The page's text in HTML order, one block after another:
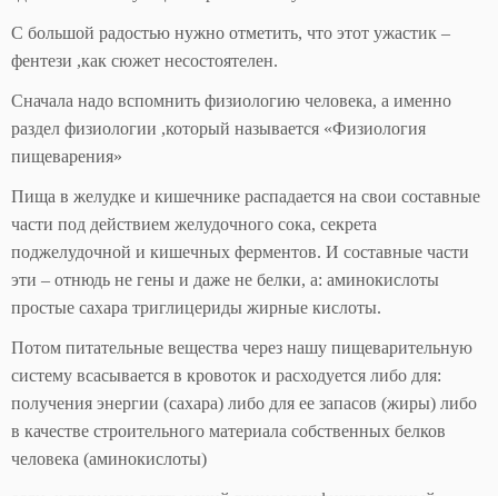
С большой радостью нужно отметить, что этот ужастик –
фентези ,как сюжет несостоятелен.
Сначала надо вспомнить физиологию человека, а именно
раздел физиологии ,который называется «Физиология
пищеварения»
Пища в желудке и кишечнике распадается на свои составные
части под действием желудочного сока, секрета
поджелудочной и кишечных ферментов. И составные части
эти – отнюдь не гены и даже не белки, а: аминокислоты
простые сахара триглицериды жирные кислоты.
Потом питательные вещества через нашу пищеварительную
систему всасывается в кровоток и расходуется либо для:
получения энергии (сахара) либо для ее запасов (жиры) либо
в качестве строительного материала собственных белков
человека (аминокислоты)